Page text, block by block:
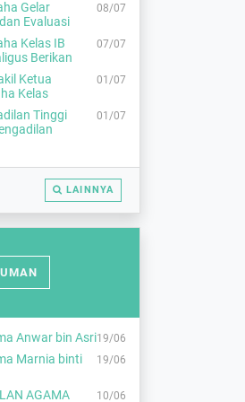
DAN
LEMBAGA
HAKIM DAN…
DAN…
PENINGKATAN
08/07
Gelar
Evaluasi
07/07
Kelas IB
Berikan
01/07
Ketua
Kelas
01/07
Tinggi
LAINNYA
PUBLIK
19/06
Anwar bin Asri
19/06
Marnia binti
10/06
AGAMA